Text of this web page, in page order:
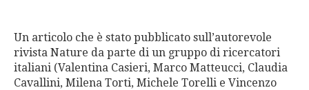
Un articolo che è stato pubblicato sull’autorevole
rivista Nature da parte di un gruppo di ricercatori
italiani (Valentina Casieri, Marco Matteucci, Claudia
Cavallini, Milena Torti, Michele Torelli e Vincenzo